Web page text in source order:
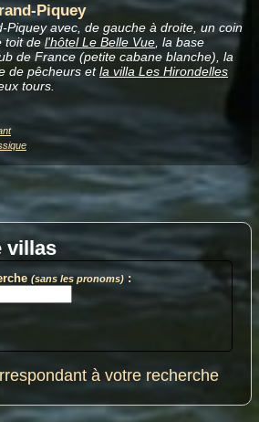
Piquey
Piquey avec, de gauche à droite, un coin
toit de l'hôtel Le Belle Vue , la base
de France (petite cabane blanche), la
de pêcheurs etla villa Les Hirondelles
tours.
villas
(sans les pronoms) :
à votre recherche